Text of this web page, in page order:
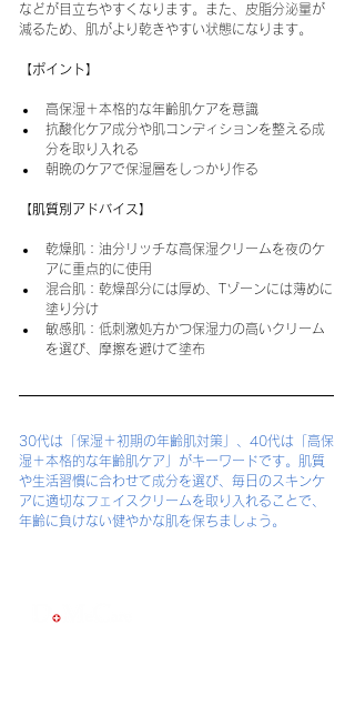
などが目立ちやすくなります。また、皮脂分泌量が
減るため、肌がより乾きやすい状態になります。
【ポイント】
高保湿＋本格的な年齢肌ケアを意識
抗酸化ケア成分や肌コンディションを整える成
分を取り入れる
朝晩のケアで保湿層をしっかり作る
【肌質別アドバイス】
乾燥肌：油分リッチな高保湿クリームを夜のケ
アに重点的に使用
混合肌：乾燥部分には厚め、Tゾーンには薄めに
塗り分け
敏感肌：低刺激処方かつ保湿力の高いクリーム
を選び、摩擦を避けて塗布
30代は「保湿＋初期の年齢肌対策」、40代は「高保
湿＋本格的な年齢肌ケア」がキーワードです。肌質
や生活習慣に合わせて成分を選び、毎日のスキンケ
アに適切なフェイスクリームを取り入れることで、
年齢に負けない健やかな肌を保ちましょう。